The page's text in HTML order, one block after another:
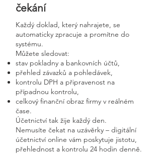
čekání
Každý doklad, který nahrajete, se
automaticky zpracuje a promítne do
systému.
Můžete sledovat:
stav pokladny a bankovních účtů,
přehled závazků a pohledávek,
kontrolu DPH a připravenost na
případnou kontrolu,
celkový finanční obraz firmy v reálném
čase.
Účetnictví tak žije každý den.
Nemusíte čekat na uzávěrky – digitální
účetnictví online vám poskytuje jistotu,
přehlednost a kontrolu 24 hodin denně.